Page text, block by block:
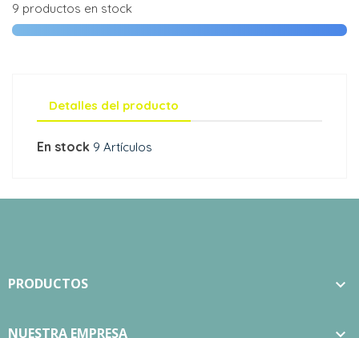
9 productos en stock
Detalles del producto
En stock 9 Artículos
PRODUCTOS 
NUESTRA EMPRESA